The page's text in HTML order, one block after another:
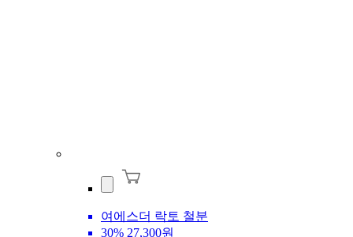
여에스더 락토 철분
30% 27,300원